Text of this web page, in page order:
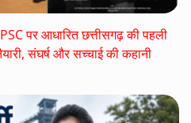
पर आधारित छत्तीसगढ़ की पहली
संघर्ष और सच्चाई की कहानी